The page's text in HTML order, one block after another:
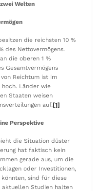
Welten
die reichsten 10 %
des Nettovermögens.
die oberen 1 %
Gesamtvermögens
Reichtum ist im
hoch. Länder wie
Staaten weisen
auf.[1]
Perspektive
die Situation düster
hat faktisch kein
gerade aus, um die
oder Investitionen,
sind für diese
aktuellen Studien halten